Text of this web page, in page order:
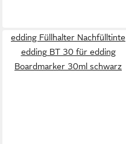
edding Füllhalter Nachfülltinte
edding BT 30 für edding
Boardmarker 30ml schwarz